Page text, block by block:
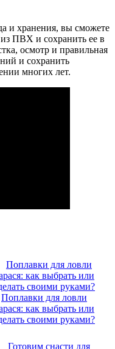
и хранения, вы сможете
ПВХ и сохранить ее в
осмотр и правильная
и сохранить
многих лет.
Поплавки для ловли
как выбрать или
своими руками?